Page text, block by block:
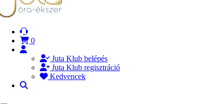
0
Juta Klub belépés
Juta Klub regisztráció
Kedvencek